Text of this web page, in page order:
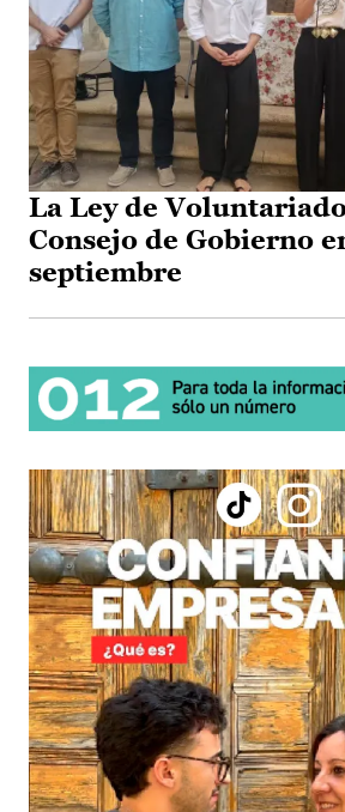
La Ley de
Consejo de Gobierno
septiembre